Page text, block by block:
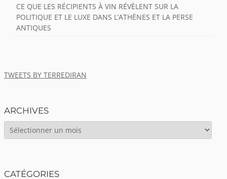
CE QUE LES RÉCIPIENTS À VIN RÉVÈLENT SUR LA
POLITIQUE ET LE LUXE DANS L’ATHÈNES ET LA PERSE
ANTIQUES
TWEETS BY TERREDIRAN
ARCHIVES
ARCHIVES
CATÉGORIES